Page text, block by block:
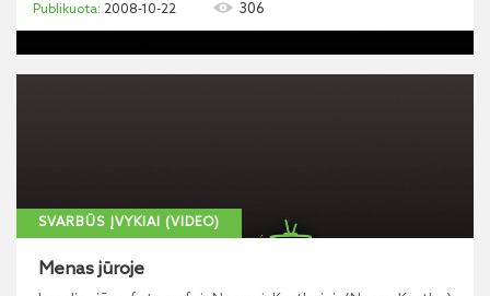
2008-10-22 306
SVARBŪS ĮVYKIAI (VIDEO)
Menas jūroje